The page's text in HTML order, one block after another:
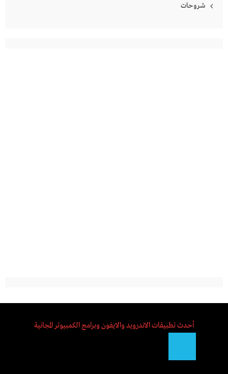
شروحات
أحدث تطبيقات الاندرويد والايفون وبرامج الكمبيوتر المجانية